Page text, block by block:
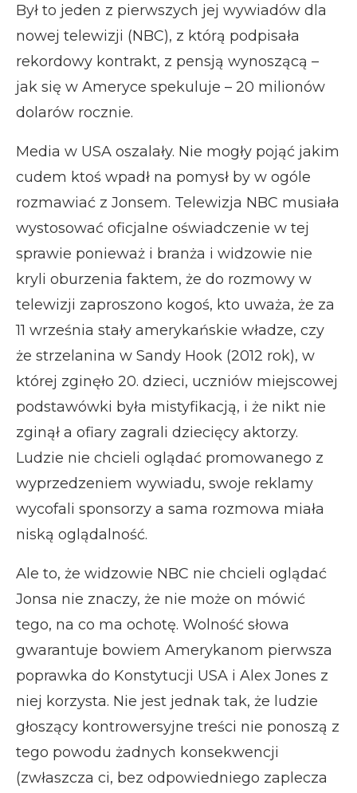
Był to jeden z pierwszych jej wywiadów dla
nowej telewizji (NBC), z którą podpisała
rekordowy kontrakt, z pensją wynoszącą –
jak się w Ameryce spekuluje – 20 milionów
dolarów rocznie.
Media w USA oszalały. Nie mogły pojąć jakim
cudem ktoś wpadł na pomysł by w ogóle
rozmawiać z Jonsem. Telewizja NBC musiała
wystosować oficjalne oświadczenie w tej
sprawie ponieważ i branża i widzowie nie
kryli oburzenia faktem, że do rozmowy w
telewizji zaproszono kogoś, kto uważa, że za
11 września stały amerykańskie władze, czy
że strzelanina w Sandy Hook (2012 rok), w
której zginęło 20. dzieci, uczniów miejscowej
podstawówki była mistyfikacją, i że nikt nie
zginął a ofiary zagrali dziecięcy aktorzy.
Ludzie nie chcieli oglądać promowanego z
wyprzedzeniem wywiadu, swoje reklamy
wycofali sponsorzy a sama rozmowa miała
niską oglądalność.
Ale to, że widzowie NBC nie chcieli oglądać
Jonsa nie znaczy, że nie może on mówić
tego, na co ma ochotę. Wolność słowa
gwarantuje bowiem Amerykanom pierwsza
poprawka do Konstytucji USA i Alex Jones z
niej korzysta. Nie jest jednak tak, że ludzie
głoszący kontrowersyjne treści nie ponoszą z
tego powodu żadnych konsekwencji
(zwłaszcza ci, bez odpowiedniego zaplecza